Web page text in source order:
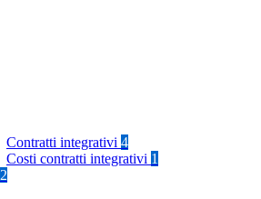
Contratti integrativi 4
Costi contratti integrativi 1
2